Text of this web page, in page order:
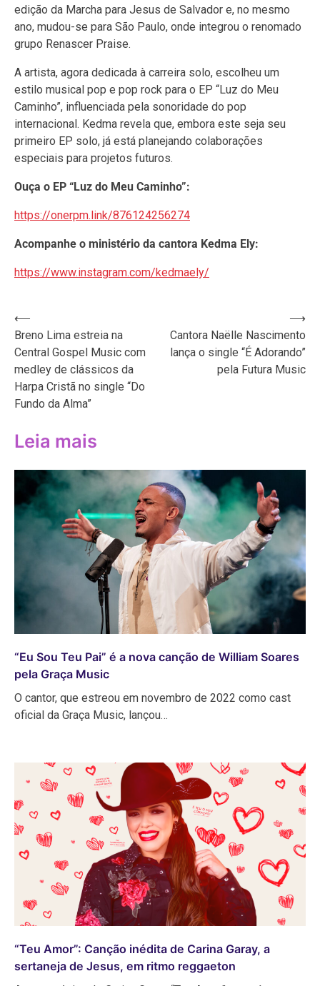
edição da Marcha para Jesus de Salvador e, no mesmo
ano, mudou-se para São Paulo, onde integrou o renomado
grupo Renascer Praise.
A artista, agora dedicada à carreira solo, escolheu um
estilo musical pop e pop rock para o EP “Luz do Meu
Caminho”, influenciada pela sonoridade do pop
internacional. Kedma revela que, embora este seja seu
primeiro EP solo, já está planejando colaborações
especiais para projetos futuros.
Ouça o EP “Luz do Meu Caminho”:
https://onerpm.link/876124256274
Acompanhe o ministério da cantora Kedma Ely:
https://www.instagram.com/kedmaely/
Navegação
de
Post
⟵
Breno Lima estreia na
Central Gospel Music com
medley de clássicos da
Harpa Cristã no single “Do
Fundo da Alma”
Cantora Naëlle Nascimento
lança o single “É Adorando”
pela Futura Music
⟶
Leia mais
“Eu Sou Teu Pai” é a nova canção de William Soares
pela Graça Music
O cantor, que estreou em novembro de 2022 como cast
oficial da Graça Music, lançou…
“Teu Amor”: Canção inédita de Carina Garay, a
sertaneja de Jesus, em ritmo reggaeton